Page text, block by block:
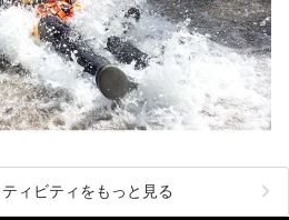
ィビティをもっと見る